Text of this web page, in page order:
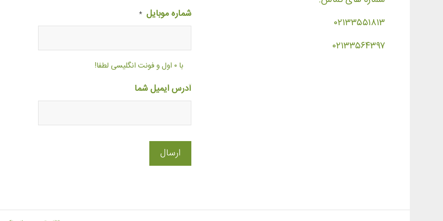
۰۲۱۳۳۵۵۱۸۱۳
۰۲۱۳۳۵۶۴۳۹۷
شماره موبایل *
با ۰ اول و فونت انگلیسی لطفا!
آدرس ایمیل شما